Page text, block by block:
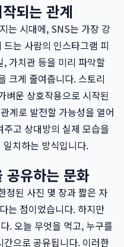
되는 관계
는 시대에, SNS는 가장 강
는 사람의 인스타그램 피
가치관 등을 미리 파악할
크게 줄여줍니다. 스토리
벼운 상호작용으로 시작된
계로 발전할 가능성을 열어
고 상대방의 실제 모습을
치하는 방식입니다.
유하는 문화
정된 사진 몇 장과 짧은 자
는 점이었습니다. 하지만
. 오늘 무엇을 먹고, 누구를
으로 공유됩니다. 이러한